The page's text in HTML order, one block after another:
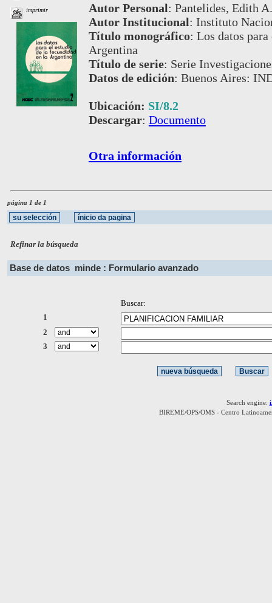
imprimir Autor Personal: Pantelides, Edith A.
Autor Institucional: Instituto
Título monográfico: Los datos
Argentina
Título de serie: Serie
Datos de edición: Buenos Aires:
Ubicación: SI/8.2
Descargar: Documento
Otra información
página 1 de 1
Refinar la búsqueda
Base de datos minde : Formulario avanzado
Buscar:
1
2
3
Search engine:
BIREME/OPS/OMS - Centro